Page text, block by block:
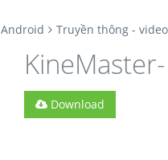
Android Truyền thông - video
Download